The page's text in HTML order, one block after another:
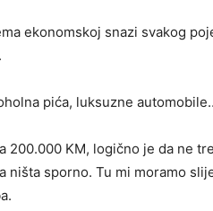
ekonomskoj snazi svakog
pića, luksuzne
200.000 KM, logično je da ne
ništa sporno. Tu mi moramo